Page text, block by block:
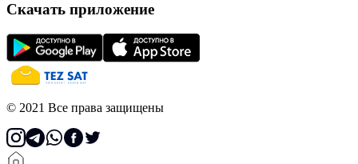
Скачать приложение
© 2021 Все права защищены